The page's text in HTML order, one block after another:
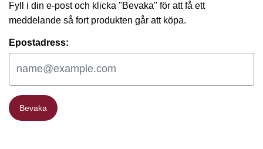
Fyll i din e-post och klicka "Bevaka" för att få ett
meddelande så fort produkten går att köpa.
Epostadress:
Bevaka
Bevaka